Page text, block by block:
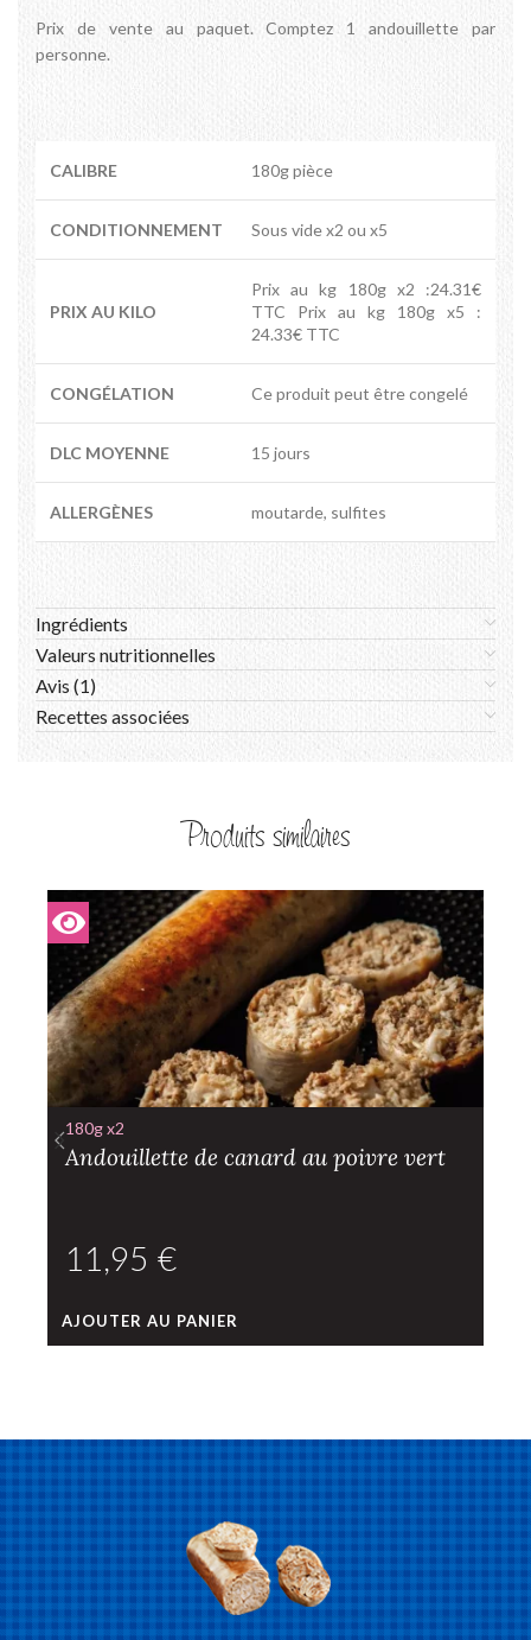
Prix de vente au paquet. Comptez 1 andouillette par
personne.
CALIBRE 180g pièce
CONDITIONNEMENT Sous vide x2 ou x5
PRIX AU KILO
Prix au kg 180g x2 :24.31€
TTC Prix au kg 180g x5 :
24.33€ TTC
CONGÉLATION Ce produit peut être congelé
DLC MOYENNE 15 jours
ALLERGÈNES moutarde, sulfites
Ingrédients
Valeurs nutritionnelles
Avis (1)
Recettes associées
Produits similaires
180g x2
Andouillette de canard au poivre vert
€
AJOUTER AU PANIER